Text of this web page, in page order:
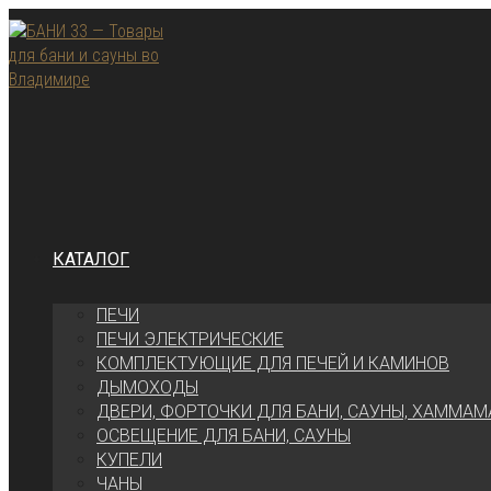
Перейти
к
содержимому
КАТАЛОГ
ПЕЧИ
ПЕЧИ ЭЛЕКТРИЧЕСКИЕ
КОМПЛЕКТУЮЩИЕ ДЛЯ ПЕЧЕЙ И КАМИНОВ
ДЫМОХОДЫ
ДВЕРИ, ФОРТОЧКИ ДЛЯ БАНИ, САУНЫ,
ОСВЕЩЕНИЕ ДЛЯ БАНИ, САУНЫ
КУПЕЛИ
ЧАНЫ